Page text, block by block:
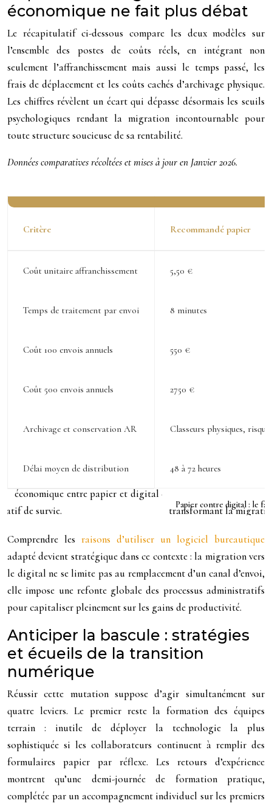
économique ne fait plus débat
Le récapitulatif ci-dessous compare les deux modèles sur
l’ensemble des postes de coûts réels, en intégrant non
seulement l’affranchissement mais aussi le temps passé, les
frais de déplacement et les coûts cachés d’archivage physique.
Les chiffres révèlent un écart qui dépasse désormais les seuils
psychologiques rendant la migration incontournable pour
toute structure soucieuse de sa rentabilité.
Données comparatives récoltées et mises à jour en Janvier 2026.
Papier contre digital : le
Critère Recommandé papier
Coût unitaire affranchissement 5,50 €
Temps de traitement par envoi 8 minutes
Coût 100 envois annuels 550 €
Coût 500 envois annuels 2750 €
Archivage et conservation AR Classeurs physiques,
Délai moyen de distribution 48 à 72 heures
Comprendre les raisons d’utiliser un logiciel bureautique
adapté devient stratégique dans ce contexte : la migration vers
le digital ne se limite pas au remplacement d’un canal d’envoi,
elle impose une refonte globale des processus administratifs
pour capitaliser pleinement sur les gains de productivité.
Anticiper la bascule : stratégies
et écueils de la transition
numérique
Réussir cette mutation suppose d’agir simultanément sur
quatre leviers. Le premier reste la formation des équipes
terrain : inutile de déployer la technologie la plus
sophistiquée si les collaborateurs continuent à remplir des
formulaires papier par réflexe. Les retours d’expérience
montrent qu’une demi-journée de formation pratique,
complétée par un accompagnement individuel sur les premiers